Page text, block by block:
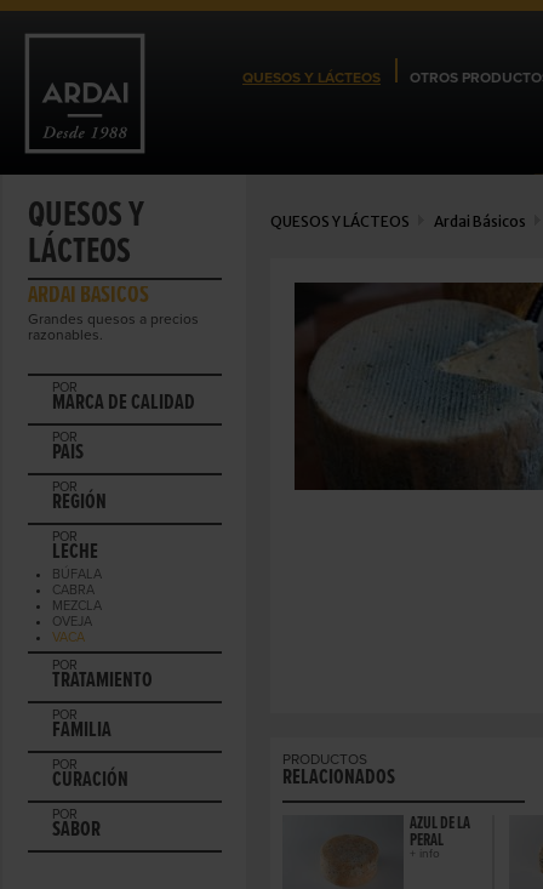
QUESOS Y LÁCTEOS OTROS
QUESOS Y
LÁCTEOS
ARDAI BÁSICOS
Grandes quesos a precios
razonables.
POR
MARCA DE CALIDAD
POR
PAIS
POR
REGIÓN
POR
LECHE
BÚFALA
CABRA
MEZCLA
OVEJA
VACA
POR
TRATAMIENTO
POR
FAMILIA
POR
CURACIÓN
POR
SABOR
QUESOS Y LÁCTEOS Ardai Básicos
PRODUCTOS
RELACIONADOS
AZUL DE LA
PERAL
+ info